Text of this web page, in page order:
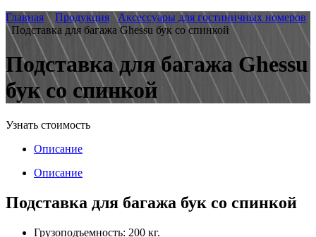
Главная
Продукция
Аксессуары для гостиничных номеров
Подставка для багажа Ghessu бук со спинкой
Подставка для багажа Ghessu
бук со спинкой
Узнать стоимость
Описание
Описание
Подставка для багажа бук со спинкой
Грузоподъемность: 200 кг.